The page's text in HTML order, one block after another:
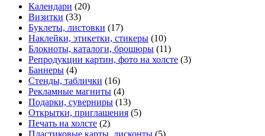
Календари (20)
Визитки (33)
Буклеты, листовки (17)
Наклейки, этикетки, стикеры (10)
Блокноты, каталоги, брошюры (11)
Репродукции картин, фото на холсте (3)
Баннеры (4)
Стенды, таблички (16)
Рекламные магниты (4)
Подарки, суверниры (13)
Открытки, приглашения (5)
Печать на холсте (2)
Пластиковые карты, дисконты (5)